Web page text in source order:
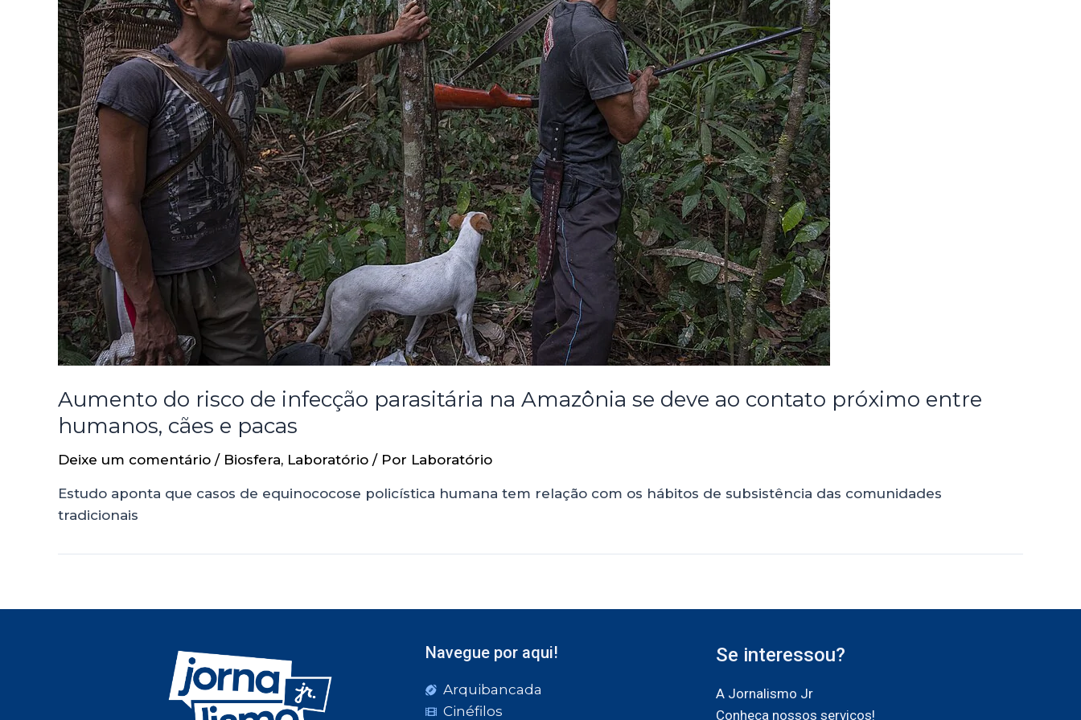
Aumento do risco de infecção parasitária na Amazônia se deve ao contato próximo entre
humanos, cães e pacas
Deixe um comentário / Biosfera, Laboratório / Por Laboratório
Estudo aponta que casos de equinococose policística humana tem relação com os hábitos de subsistência das comunidades
tradicionais
Navegue por aqui!
Arquibancada
Cinéfilos
Se interessou?
A Jornalismo Jr
Conheça nossos serviços!